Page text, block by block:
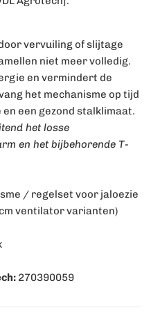
vervuiling of slijtage
niet meer volledig.
en vermindert de
het mechanisme op tijd
een gezond stalklimaat.
het losse
en het bijbehorende T-
/ regelset voor jaloezie
cm ventilator varianten)
270390059